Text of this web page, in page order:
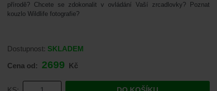
přírodě? Chcete se zdokonalit v ovládání Vaší zrcadlovky? Poznat
kouzlo Wildlife fotografie?
Dostupnost: SKLADEM
Cena od: 2699 Kč